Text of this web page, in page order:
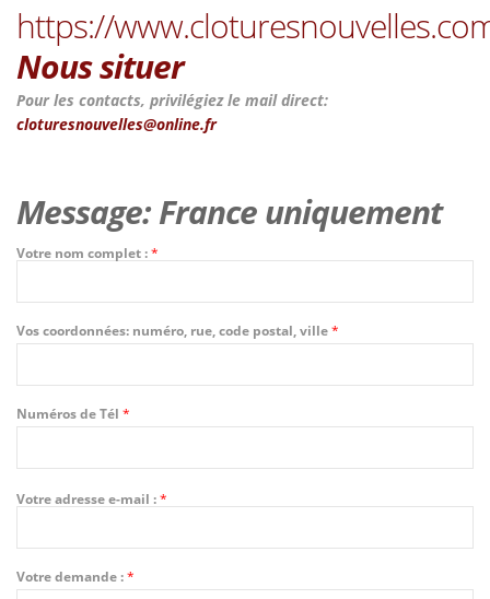
https://
Nous situer
Pour les contacts, privilégiez le mail direct:
cloturesnouvelles@online.fr
Message: France uniquement
Votre nom complet :*
Vos coordonnées: numéro, rue, code postal, ville*
Numéros de Tél *
Votre adresse e-mail :*
Votre demande :*